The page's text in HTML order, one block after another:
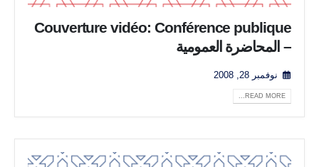
Couverture vidéo: Conférence publique
– المحاضرة العمومية
نوفمبر 28, 2008
READ MORE...